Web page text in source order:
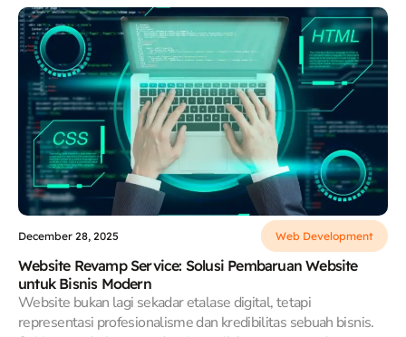
December 28, 2025 Web Development
Website Revamp Service: Solusi Pembaruan Website
untuk Bisnis Modern
Website bukan lagi sekadar etalase digital, tetapi
representasi profesionalisme dan kredibilitas sebuah bisnis.